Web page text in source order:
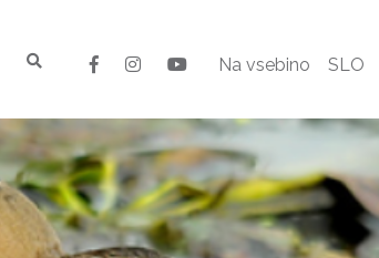
Na vsebino SLO